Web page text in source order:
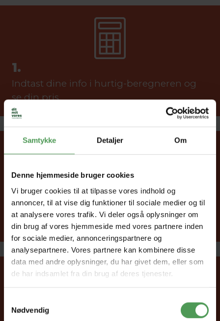
Samtykke Detaljer Om
Denne hjemmeside bruger cookies
Vi bruger cookies til at tilpasse vores indhold og
annoncer, til at vise dig funktioner til sociale medier og til
at analysere vores trafik. Vi deler også oplysninger om
din brug af vores hjemmeside med vores partnere inden
for sociale medier, annonceringspartnere og
analysepartnere. Vores partnere kan kombinere disse
data med andre oplysninger, du har givet dem, eller som
de har indsamlet fra din brug af deres tjenester.
Nødvendig
1.
Indtast dine info i hurtig-beregneren og
se din pris.
2.
til at se den!